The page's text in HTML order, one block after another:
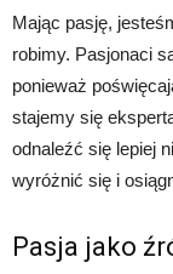
Mając pasję,
robimy. Pasjonaci
ponieważ
stajemy się
odnaleźć się lepiej
wyróżnić się i
Pasja jako